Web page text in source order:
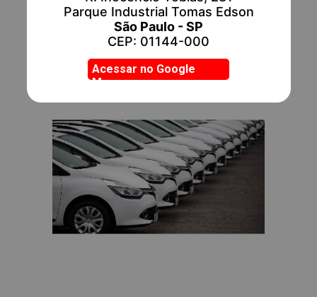
ESCRITO POR: Locar Útil
Parque Industrial Tomas Edson
São Paulo - SP
CEP: 01144-000
Acessar no Google
Mapas